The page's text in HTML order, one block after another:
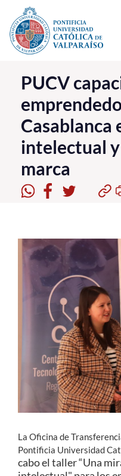
Click acá para ir
La Universidad
Investigación, Creación
PUCV Internacional
Vinculación con el Medio
Admisión
Postgrado
Formación Continua
Estudiantes
Académicos
Funcionarios
Alumni
English
PUCV
Casablanca
intelectual
marca
La Oficina de
Pontificia Universidad
cabo el taller “Una